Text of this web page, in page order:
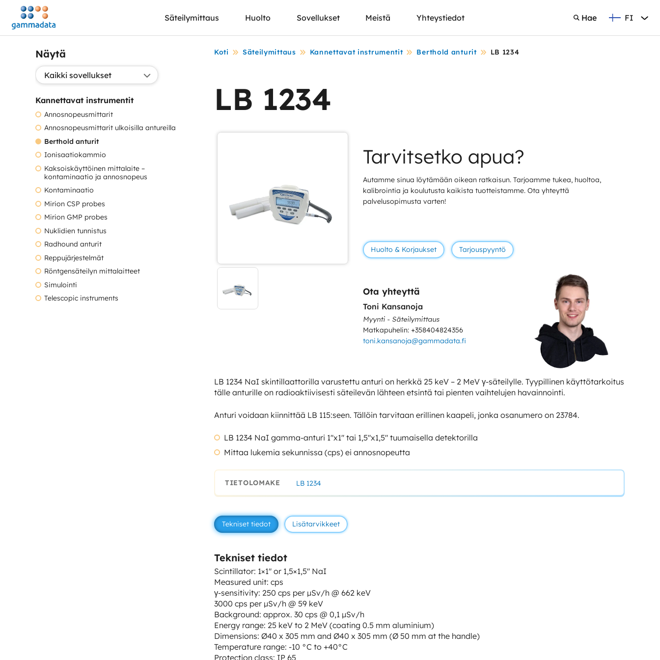
Siirry
pääsisältöönt
Säteilymittaus Huolto Sovellukset Meistä Yhteystiedot Hae
Hae Suomi
FI
Näytä
Valitse sovellus:
Kannettavat instrumentit
Annosnopeusmittarit
Annosnopeusmittarit ulkoisilla antureilla
Berthold anturit
Ionisaatiokammio
Kaksoiskäyttöinen mittalaite –
kontaminaatio ja annosnopeus
Kontaminaatio
Mirion CSP probes
Mirion GMP probes
Nuklidien tunnistus
Radhound anturit
Reppujärjestelmät
Röntgensäteilyn mittalaitteet
Simulointi
Telescopic instruments
Koti Säteilymittaus Kannettavat instrumentit Berthold anturit LB 1234
LB 1234
Tarvitsetko apua?
Autamme sinua löytämään oikean ratkaisun. Tarjoamme tukea, huoltoa,
kalibrointia ja koulutusta kaikista tuotteistamme. Ota yhteyttä
palvelusopimusta varten!
Huolto & Korjaukset Tarjouspyyntö
LB 1234 NaI skintillaattorilla varustettu anturi on herkkä 25 keV – 2 MeV γ-säteilylle. Tyypillinen käyttötarkoitus
tälle anturille on radioaktiivisesti säteilevän lähteen etsintä tai pienten vaihtelujen havainnointi.
Anturi voidaan kiinnittää LB 115:seen. Tällöin tarvitaan erillinen kaapeli, jonka osanumero on 23784.
LB 1234 NaI gamma-anturi 1″x1″ tai 1,5″x1,5″ tuumaisella detektorilla
Mittaa lukemia sekunnissa (cps) ei annosnopeutta
TIETOLOMAKE LB 1234
Ota yhteyttä
Toni Kansanoja
Myynti - Säteilymittaus
Matkapuhelin: +358404824356
toni.kansanoja@gammadata.fi
Tekniset tiedot Lisätarvikkeet
Tekniset tiedot
Scintillator: 1×1″ or 1,5×1,5″ NaI
Measured unit: cps
γ-sensitivity: 250 cps per µSv/h @ 662 keV
3000 cps per µSv/h @ 59 keV
Background: approx. 30 cps @ 0,1 µSv/h
Energy range: 25 keV to 2 MeV (coating 0.5 mm aluminium)
Dimensions: Ø40 x 305 mm and Ø40 x 305 mm (Ø 50 mm at the handle)
Temperature range: -10 °C to +40°C
Protection class: IP 65